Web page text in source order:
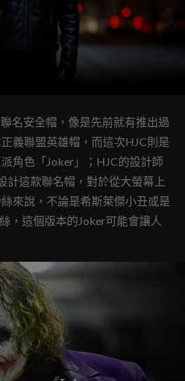
名安全帽，像是先前就有推出過
義聯盟英雄帽，而這次HJC則是
角色「Joker」；HJC的設計師
計這款聯名帽，對於從大螢幕上
來說，不論是希斯萊傑小丑或是
，這個版本的Joker可能會讓人